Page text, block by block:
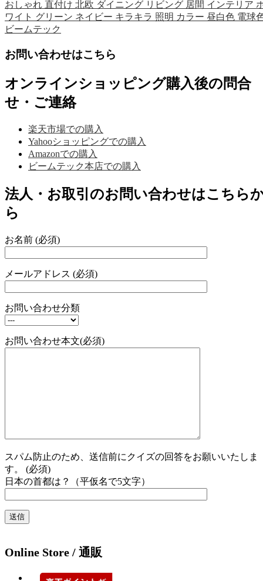
おしゃれ 直付け 北欧 ダイニング リビング 居間 インテリア
ワイト グリーン ネイビー キラキラ 照明 カラー 昼白色 電球
ビームテック
お問い合わせはこちら
オンラインショッピング購入後の問合
せ・ご連絡
楽天市場での購入
Yahooショッピングでの購入
Amazonでの購入
ビームテック本店での購入
法人・お取引のお問い合わせはこちら
ら
お名前 (必須)
メールアドレス (必須)
お問い合わせ分類
お問い合わせ本文(必須)
スパム防止のため、送信前にクイズの回答をお願いいたしま
す。 (必須)
日本の首都は？（平仮名で5文字）
Online Store / 通販